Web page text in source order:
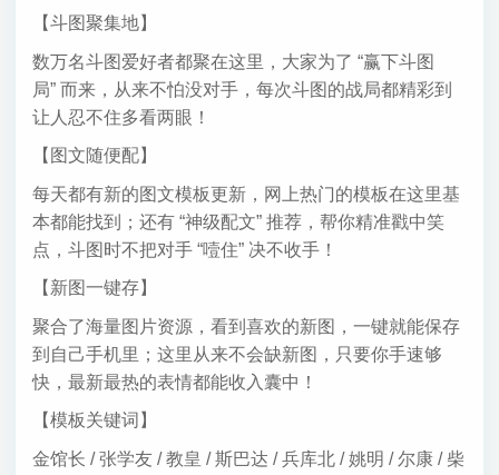
【斗图聚集地】
数万名斗图爱好者都聚在这里，大家为了 “赢下斗图
局” 而来，从来不怕没对手，每次斗图的战局都精彩到
让人忍不住多看两眼！
【图文随便配】
每天都有新的图文模板更新，网上热门的模板在这里基
本都能找到；还有 “神级配文” 推荐，帮你精准戳中笑
点，斗图时不把对手 “噎住” 决不收手！
【新图一键存】
聚合了海量图片资源，看到喜欢的新图，一键就能保存
到自己手机里；这里从来不会缺新图，只要你手速够
快，最新最热的表情都能收入囊中！
【模板关键词】
金馆长 / 张学友 / 教皇 / 斯巴达 / 兵库北 / 姚明 / 尔康 / 柴